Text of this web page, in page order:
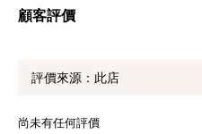
顧客評價
尚未有任何評價